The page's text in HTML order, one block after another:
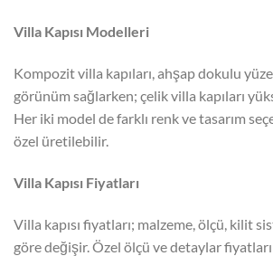
Villa Kapısı Modelleri
Kompozit villa kapıları, ahşap dokulu
görünüm sağlarken; çelik villa kapıları
Her iki model de farklı renk ve tasarım
özel üretilebilir.
Villa Kapısı Fiyatları
Villa kapısı fiyatları; malzeme, ölçü, kilit
göre değişir. Özel ölçü ve detaylar